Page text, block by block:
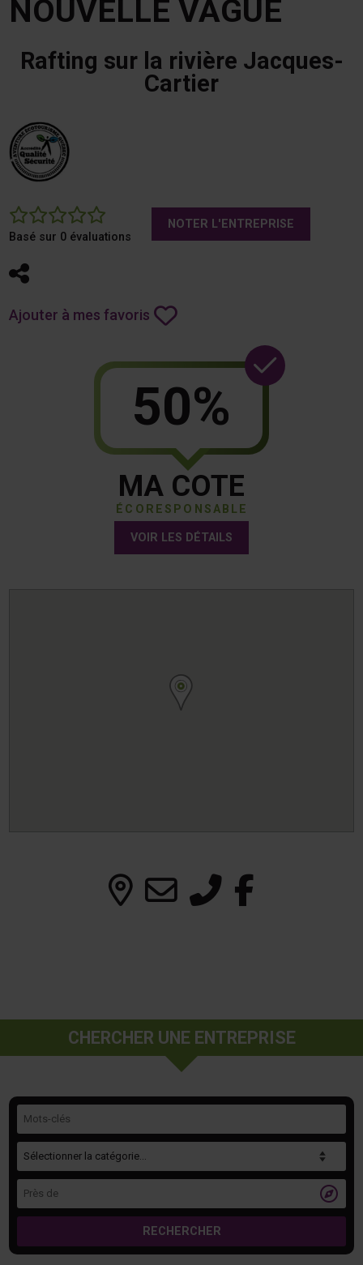
NOUVELLE VAGUE
Rafting sur la rivière Jacques-
Cartier
0
Basé sur 0 évaluations
NOTER L'ENTREPRISE
Partager
Ajouter à mes favoris
50%
MA COTE
ÉCORESPONSABLE
VOIR LES DÉTAILS
CHERCHER UNE ENTREPRISE

RECHERCHER